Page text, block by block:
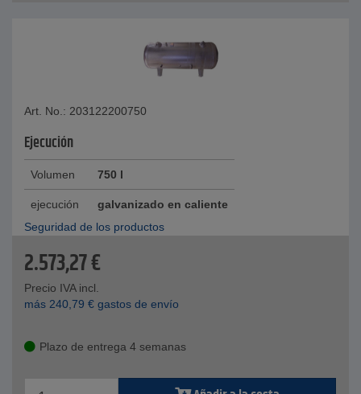
Art. No.: 203122200750
Ejecución
Volumen 750 l
ejecución
galvanizado en caliente
Seguridad de los productos
2.573,27€
Precio IVA incl.
más 240,79 € gastos de envío
Plazo de entrega 4 semanas